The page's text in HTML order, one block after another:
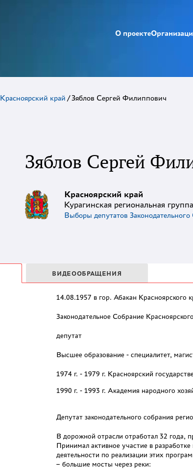
О проекте
Красноярский край /Зяблов Сергей Филиппович
Зяблов Сергей
Красноярский край
Курагинская региональная группа
Выборы депутатов
ВИДЕООБРАЩЕНИЯ
14.08.1957 в гор. Абакан Красноярского
Законодательное Собрание
депутат
Высшее образование - специалитет,
1974 г. - 1979 г. Красноярский
1990 г. - 1993 г. Академия народного
Депутат законодательного собрания
В дорожной отрасли отработал 32 года,
Принимал активное участие в
деятельности по реализации этих
– большие мосты через реки: